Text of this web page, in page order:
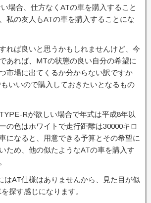
場合、仕方なくATの車を購入すること
私の友人もATの車を購入することにな
れば良いと思うかもしれませんけど、今
あれば、MTの状態の良い自分の希望に
市場に出てくるか分からない訳ですか
いいので購入しておきたいとなるもの
Rが欲しい場合で年式は平成8年以
の色はホワイトで走行距離は30000キロ
になると、用意できる予算とその希望に
ため、他の似たようなATの車を購入す
はAT仕様はありませんから、見た目が似
探す感じになります。